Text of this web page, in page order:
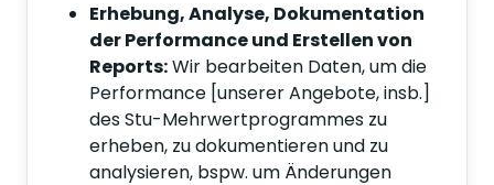
Erhebung, Analyse, Dokumentation
der Performance und Erstellen von
Reports:Wir bearbeiten Daten, um die
Performance [unserer Angebote, insb.]
des Stu-Mehrwertprogrammes zu
erheben, zu dokumentieren und zu
analysieren, bspw. um Änderungen